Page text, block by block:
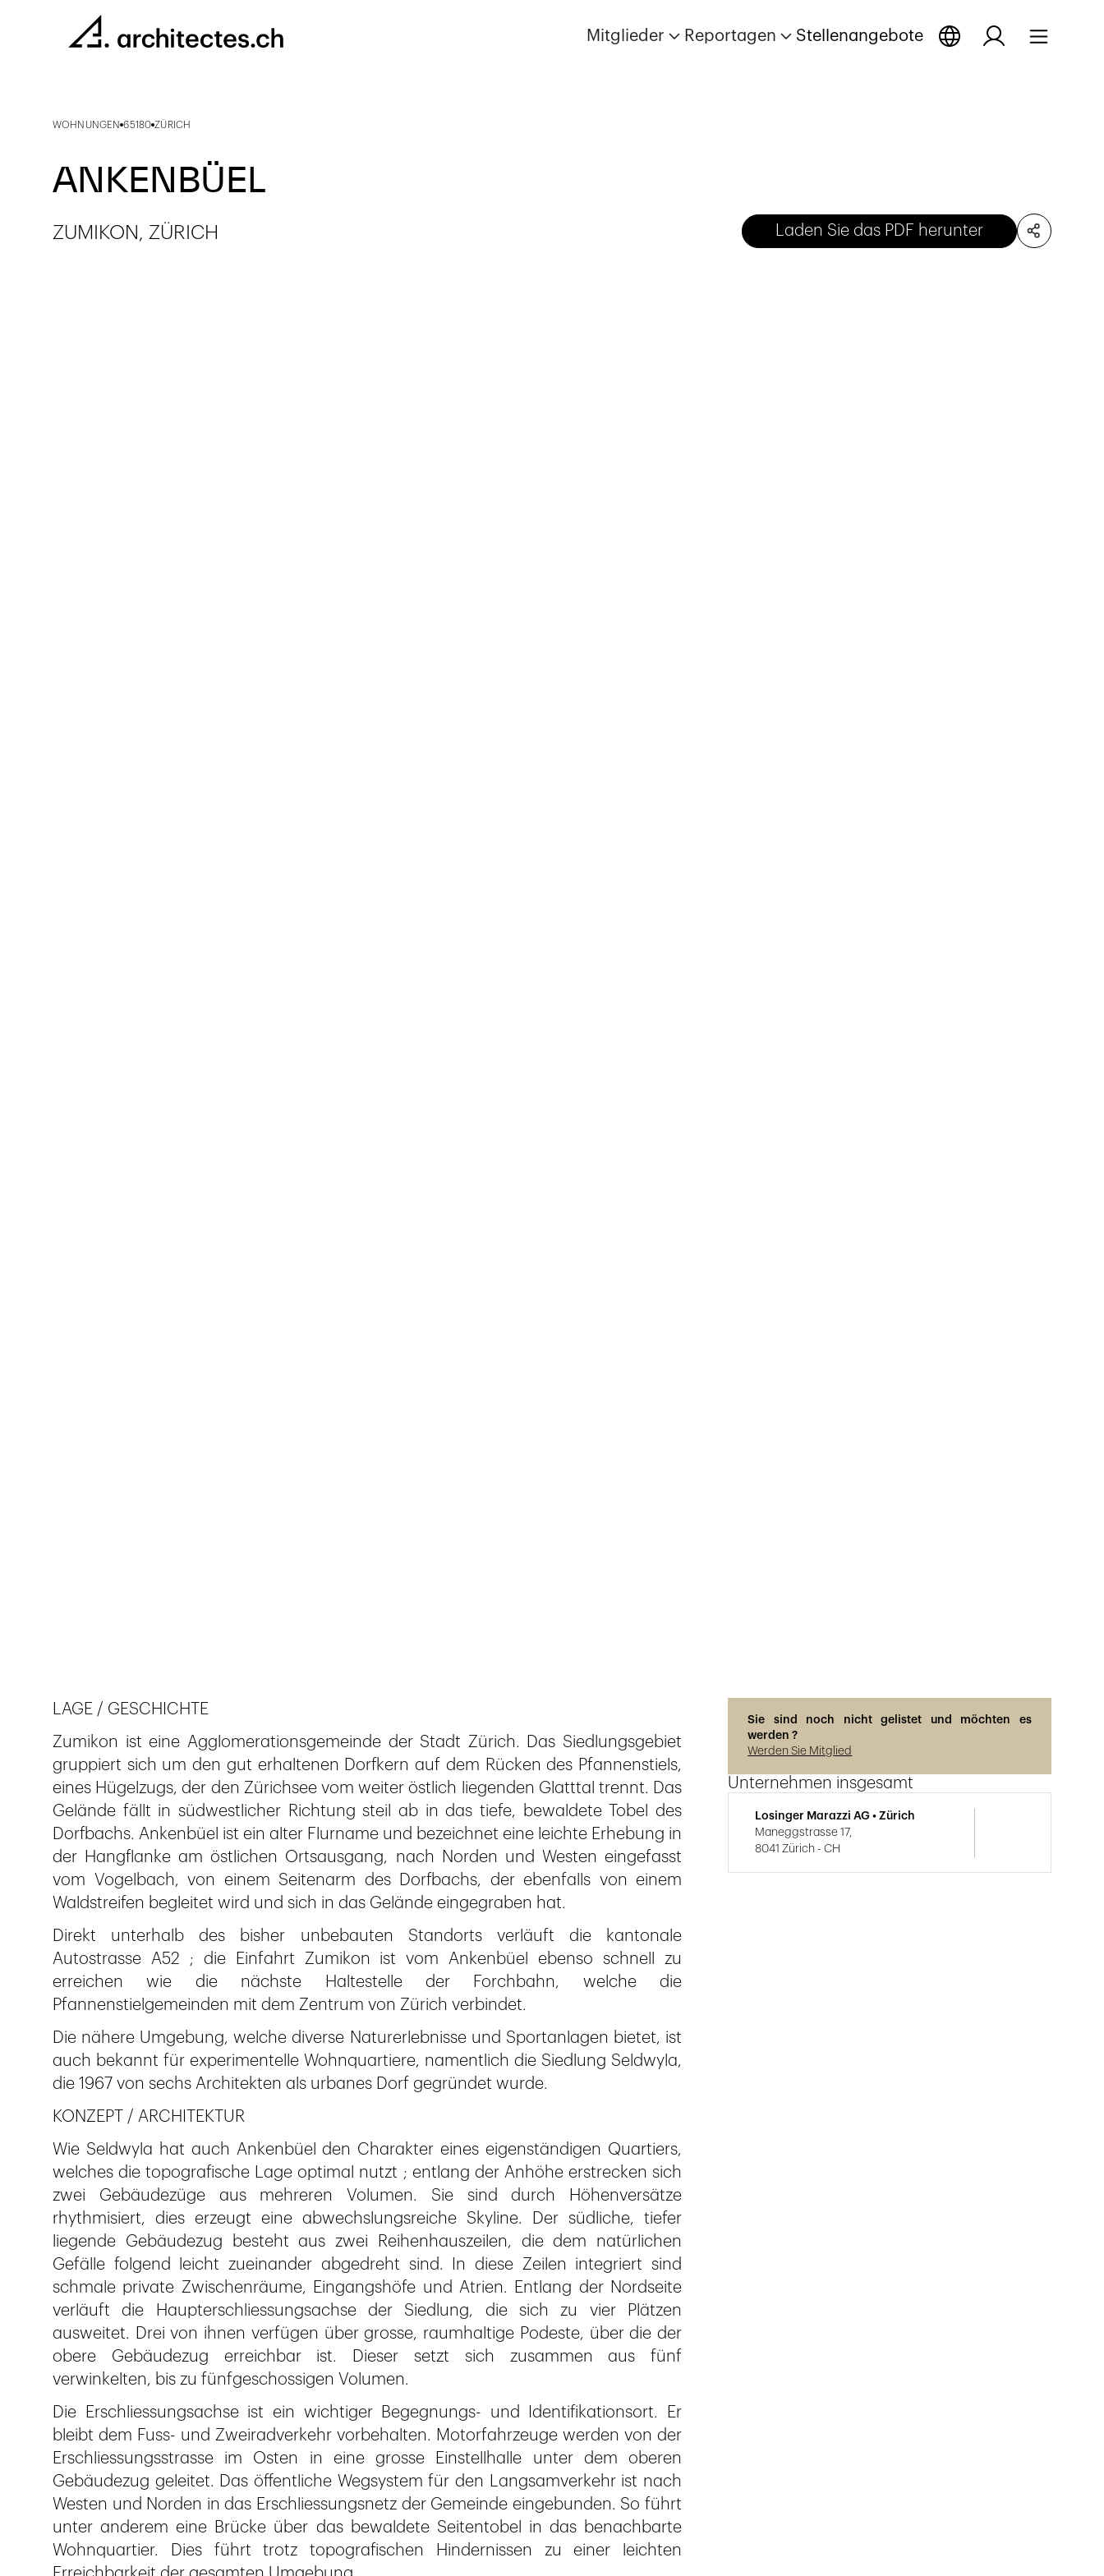
Mitglieder Reportagen Stellenangebote
WOHNUNGEN 65180 ZÜRICH
ANKENBÜEL
ZUMIKON, ZÜRICH Laden Sie das PDF herunter
LAGE / GESCHICHTE
Zumikon ist eine Agglomerationsgemeinde der Stadt Zürich. Das Siedlungsgebiet
gruppiert sich um den gut erhaltenen Dorfkern auf dem Rücken des Pfannenstiels,
eines Hügelzugs, der den Zürichsee vom weiter östlich liegenden Glatttal trennt. Das
Gelände fällt in südwestlicher Richtung steil ab in das tiefe, bewaldete Tobel des
Dorfbachs. Ankenbüel ist ein alter Flurname und bezeichnet eine leichte Erhebung in
der Hangflanke am östlichen Ortsausgang, nach Norden und Westen eingefasst
vom Vogelbach, von einem Seitenarm des Dorfbachs, der ebenfalls von einem
Waldstreifen begleitet wird und sich in das Gelände eingegraben hat.
Direkt unterhalb des bisher unbebauten Standorts verläuft die kantonale
Autostrasse A52 ; die Einfahrt Zumikon ist vom Ankenbüel ebenso schnell zu
erreichen wie die nächste Haltestelle der Forchbahn, welche die
Pfannenstielgemeinden mit dem Zentrum von Zürich verbindet.
Die nähere Umgebung, welche diverse Naturerlebnisse und Sportanlagen bietet, ist
auch bekannt für experimentelle Wohnquartiere, namentlich die Siedlung Seldwyla,
die 1967 von sechs Architekten als urbanes Dorf gegründet wurde.
KONZEPT / ARCHITEKTUR
Wie Seldwyla hat auch Ankenbüel den Charakter eines eigenständigen Quartiers,
welches die topografische Lage optimal nutzt ; entlang der Anhöhe erstrecken sich
zwei Gebäudezüge aus mehreren Volumen. Sie sind durch Höhenversätze
rhythmisiert, dies erzeugt eine abwechslungsreiche Skyline. Der südliche, tiefer
liegende Gebäudezug besteht aus zwei Reihenhauszeilen, die dem natürlichen
Gefälle folgend leicht zueinander abgedreht sind. In diese Zeilen integriert sind
schmale private Zwischenräume, Eingangshöfe und Atrien. Entlang der Nordseite
verläuft die Haupterschliessungsachse der Siedlung, die sich zu vier Plätzen
ausweitet. Drei von ihnen verfügen über grosse, raumhaltige Podeste, über die der
obere Gebäudezug erreichbar ist. Dieser setzt sich zusammen aus fünf
verwinkelten, bis zu fünfgeschossigen Volumen.
Die Erschliessungsachse ist ein wichtiger Begegnungs- und Identifikationsort. Er
bleibt dem Fuss- und Zweiradverkehr vorbehalten. Motorfahrzeuge werden von der
Erschliessungsstrasse im Osten in eine grosse Einstellhalle unter dem oberen
Gebäudezug geleitet. Das öffentliche Wegsystem für den Langsamverkehr ist nach
Westen und Norden in das Erschliessungsnetz der Gemeinde eingebunden. So führt
unter anderem eine Brücke über das bewaldete Seitentobel in das benachbarte
Wohnquartier. Dies führt trotz topografischen Hindernissen zu einer leichten
Sie sind noch nicht gelistet und möchten es
werden ?
Werden Sie Mitglied
Unternehmen insgesamt
Losinger Marazzi AG • Zürich
Maneggstrasse 17,
8041 Zürich - CH